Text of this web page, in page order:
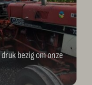
bezig om onze